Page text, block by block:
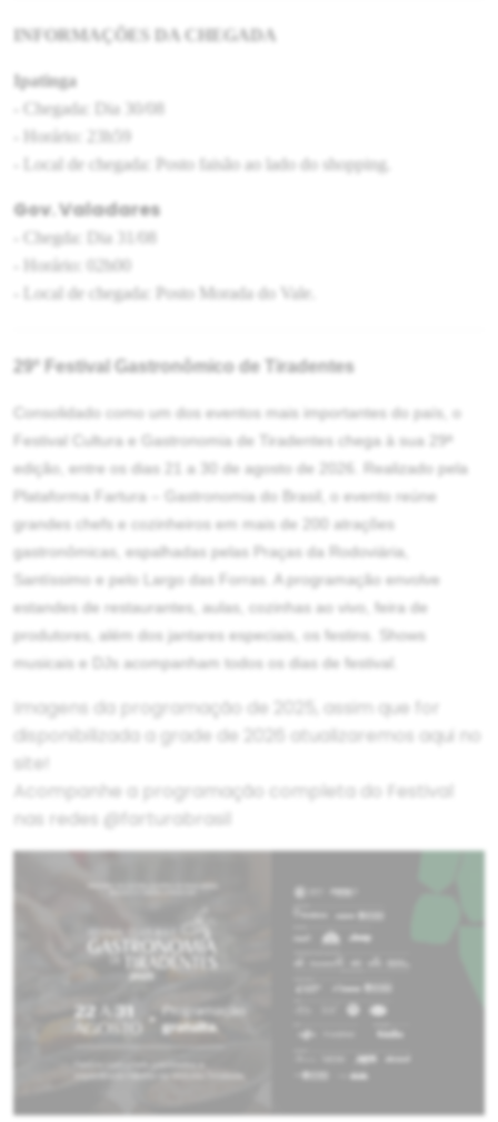
INFORMAÇÕES DA CHEGADA
Ipatinga
- Chegada: Dia 30/08
- Horário: 23h59
- Local de chegada: Posto faisão ao lado do shopping.
Gov. Valadares
- Chegda: Dia 31/08
- Horário: 02h00
- Local de chegada: Posto Morada do Vale.
29º Festival Gastronômico de Tiradentes
Consolidado como um dos eventos mais importantes do país, o
Festival Cultura e Gastronomia de Tiradentes chega à sua 29ª
edição, entre os dias 21 a 30 de agosto de 2026. Realizado pela
Plataforma Fartura – Gastronomia do Brasil, o evento reúne
grandes chefs e cozinheiros em mais de 200 atrações
gastronômicas, espalhadas pelas Praças da Rodoviária,
Santíssimo e pelo Largo das Forras. A programação envolve
estandes de restaurantes, aulas, cozinhas ao vivo, feira de
produtores, além dos jantares especiais, os festins. Shows
musicais e DJs acompanham todos os dias de festival.
Imagens da programação de 2025, assim que for
disponibilizada a grade de 2026 atualizaremos aqui no
site!
Acompanhe a programação completa do Festival
nas redes @farturabrasil